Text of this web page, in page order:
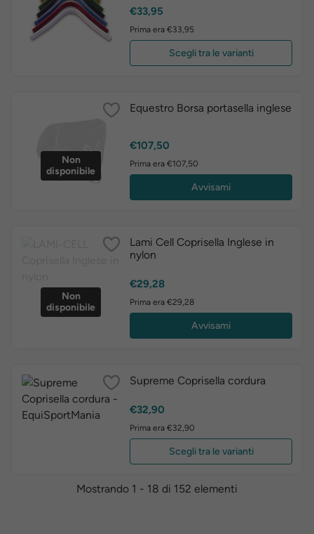
Prezzo
€33,95
Prima era €33,95
Scegli tra le varianti
Non
disponibile
Equestro Borsa portasella inglese
Prezzo
€107,50
Prima era €107,50
Avvisami
Non
disponibile
Lami Cell Coprisella Inglese in
nylon
Prezzo
€29,28
Prima era €29,28
Avvisami
Supreme Coprisella cordura
Prezzo
€32,90
Prima era €32,90
Scegli tra le varianti
Mostrando 1 - 18 di 152 elementi